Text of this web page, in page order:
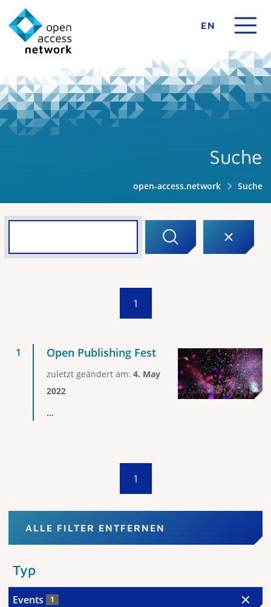
EN
Suche
open-access.network Suche
1
Open Publishing Fest
zuletzt geändert am: 4. May
2022
...
1
ALLE FILTER ENTFERNEN
Typ
Events 1